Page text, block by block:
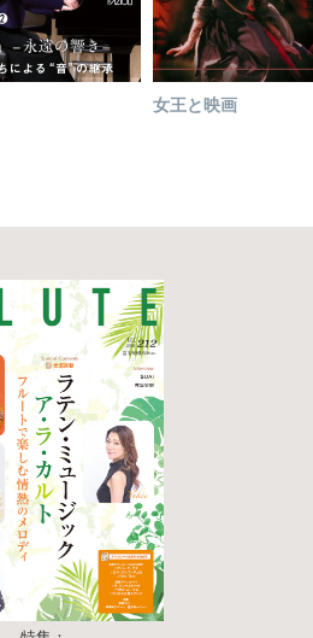
女王と映画